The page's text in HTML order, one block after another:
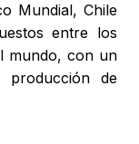
Mundial, Chile
entre los
mundo, con un
de